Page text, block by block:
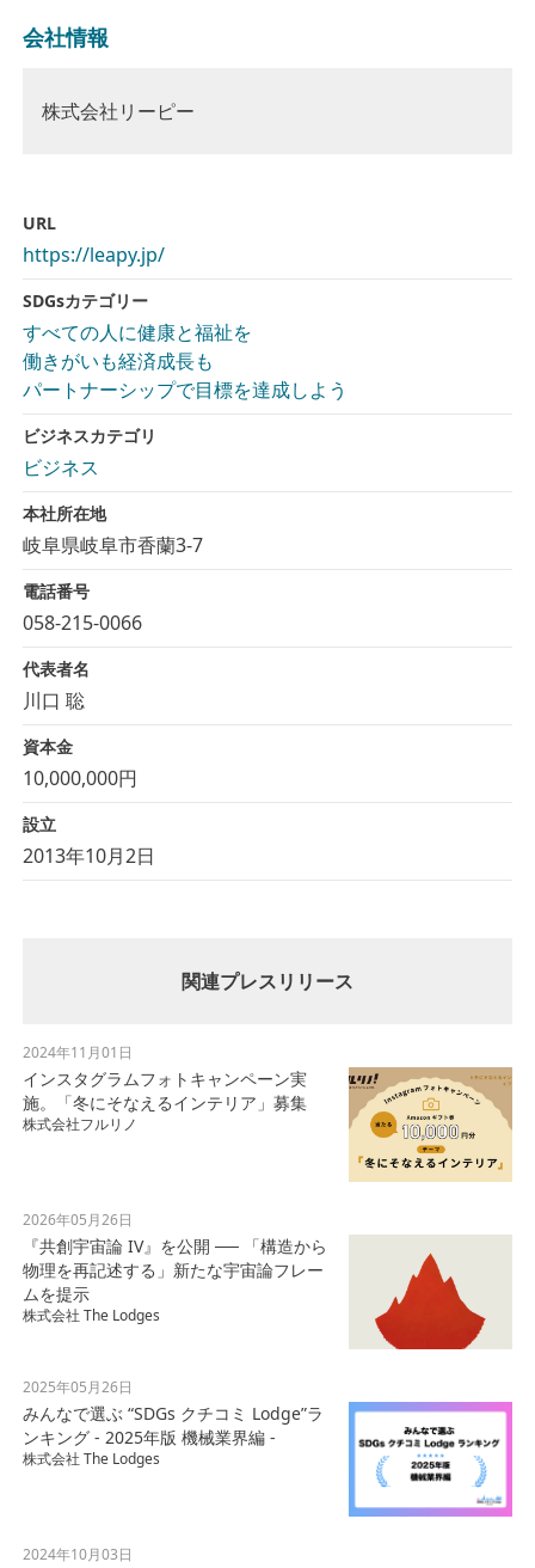
会社情報
株式会社リーピー
URL
https://leapy.jp/
SDGsカテゴリー
すべての人に健康と福祉を
働きがいも経済成長も
パートナーシップで目標を達成しよう
ビジネスカテゴリ
ビジネス
本社所在地
岐阜県岐阜市香蘭3-7
電話番号
058-215-0066
代表者名
川口 聡
資本金
10,000,000円
設立
2013年10月2日
関連プレスリリース
2024年11月01日
インスタグラムフォトキャンペーン実
施。「冬にそなえるインテリア」募集
株式会社フルリノ
2026年05月26日
『共創宇宙論 IV』を公開 ── 「構造から
物理を再記述する」新たな宇宙論フレー
ムを提示
株式会社 The Lodges
2025年05月26日
みんなで選ぶ “SDGs クチコミ Lodge”ラ
ンキング - 2025年版 機械業界編 -
株式会社 The Lodges
2024年10月03日